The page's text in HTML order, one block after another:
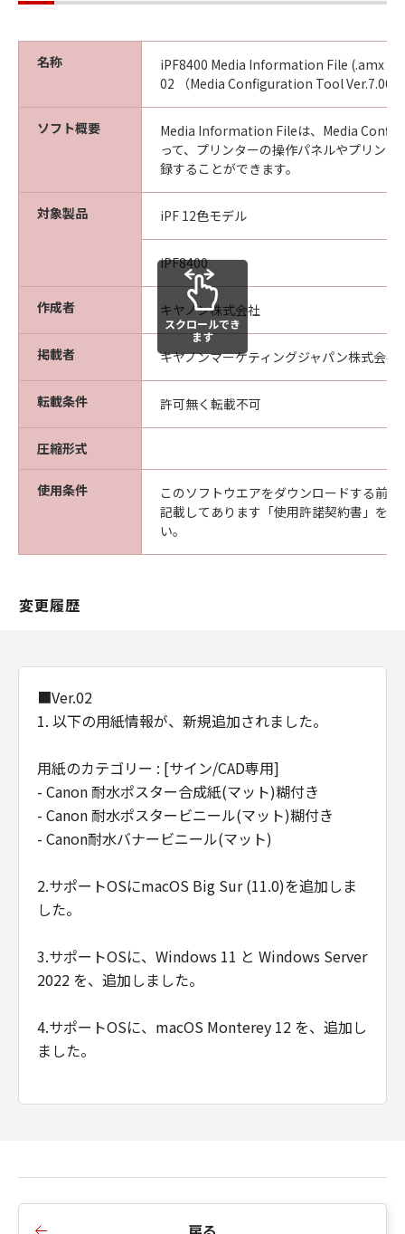
者にこのような行為をさせてはなりませ
ん。
(4) 本契約に明示的に定める場合を除き、
キヤノンは「本ソフトウエア」に関する知
的財産権のいかなる権利もお客様に付与す
るものではありません。
「本ソフトウエア」及びその複製物に係る
権限及び所有権は、その内容によりキヤノ
ンまたはキヤノンのライセンサーに帰属し
保証
「許諾ソフトウエア」が、CD-ROM等の記
憶媒体に格納されて提供されている場合、
キヤノンは、お客様が「許諾ソフトウエ
ア」を購入した日から90日の間、「許諾ソ
フトウエア」が格納されている記憶媒体
（以下「メディア」と言います）に物理的
な欠陥がないことを保証します。当該保証
期間中に「メディア」に物理的な欠陥が発
見された場合には、キヤノンは、「メディ
ア」を交換いたします。
保証の否認・免責
状態で使用許諾されます。キヤノン、キヤノン
の関連会社、それらの販売代理店及び販売店
ないものとします。
(2) キヤノン、キヤノンの関連会社、それらの販
の使用または使用不能から生ずるいかなる損害
（逸失利益及びその他の派生的または付随的な
損害を含むがこれらに限定されない）につい
て、一切の責任を負わないものとします。例
え、キヤノン、キヤノンの関連会社、それらの
販売代理店及び販売店がかかる損害の可能性に
ついて知らされていた場合でも同様です。
(3) キヤノン、キヤノンの関連会社、それらの販
使用に起因または関連してお客様と第三者との
間に生じたいかなる紛争についても、一切責任
(4) 以上が、「本ソフトウエア」に関するキヤノ
ン、キヤノンの関連会社、それらの販売代理店
ウエア」の全部または一部を、直接または間接
に輸出してはなりません。
名称
iPF8400 Media Information File (.amx フ
02 （Media Configuration Tool Ver.7.00
ソフト概要
Media Information Fileは、Media
って、プリンターの操作パネルやプリンタ
録することができます。
対象製品 iPF 12色モデル
iPF8400
作成者 キヤノン株式会社
掲載者 キヤノンマーケティングジャパン株式会社
転載条件 許可無く転載不可
圧縮形式
使用条件
このソフトウエアをダウンロードする前
記載してあります「使用許諾契約書」を
い。
スクロールでき
ます
変更履歴
■Ver.02
1. 以下の用紙情報が、新規追加されました。
用紙のカテゴリー : [サイン/CAD専用]
- Canon 耐水ポスター合成紙(マット)糊付き
- Canon 耐水ポスタービニール(マット)糊付き
- Canon耐水バナービニール(マット)
2.サポートOSにmacOS Big Sur (11.0)を追加しま
した。
3.サポートOSに、Windows 11 と Windows Server
2022 を、追加しました。
4.サポートOSに、macOS Monterey 12 を、追加し
ました。